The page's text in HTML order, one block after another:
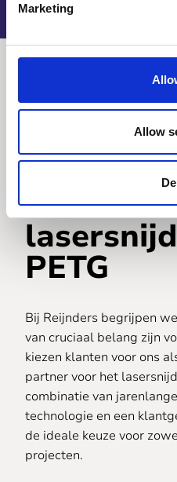
Marketing
Allow
Waarom
kiezen
PETG
Bij Reijnders begrijpen
van cruciaal belang zijn
kiezen klanten voor ons
partner voor het
combinatie van
technologie en een
de ideale keuze voor
projecten.